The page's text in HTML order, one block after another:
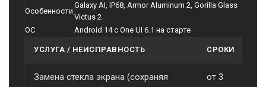
Особенности
Galaxy AI, IP68, Armor Aluminum 2, Gorilla Glass
Victus 2
ОС
Android 14 с One UI 6.1 на старте
УСЛУГА / НЕИСПРАВНОСТЬ СРОКИ
Замена стекла экрана (сохраняя
от 3